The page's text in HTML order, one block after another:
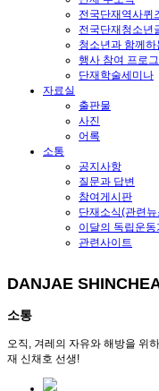
전국단재역사퀴
전국단재청소년
청소년과 함께
행사 참여 프로
단재학술세미나
자료실
출판물
사진
어록
소통
공지사항
질문과 답변
참여게시판
단재소식(관련
이달의 독립운동
관련사이트
DANJAE
소통
오직, 겨레의 자유와 해방을 위
재 신채호 선생!